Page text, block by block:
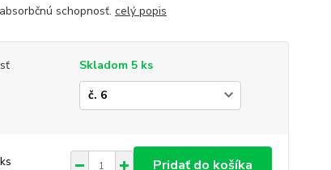
schopnosť. celý popis
Skladom 5 ks
ks Pridať do košíka